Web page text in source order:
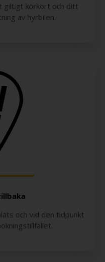
giltigt körkort och ditt
av hyrbilen.
och vid den tidpunkt